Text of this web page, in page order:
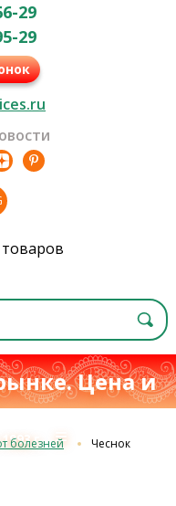
29
29
Цена и
1993 г.≡
болезней Чеснок